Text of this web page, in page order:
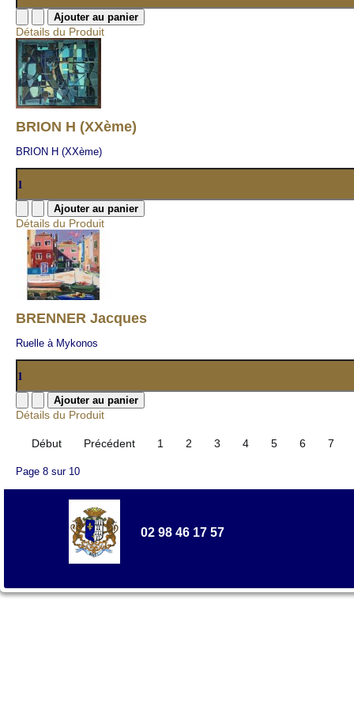
Détails du Produit
BRION H (XXème)
BRION H (XXème)
Détails du Produit
BRENNER Jacques
Ruelle à Mykonos
Détails du Produit
Début Précédent 1 2 3 4 5 6 7
Page 8 sur 10
02 98 46 17 57